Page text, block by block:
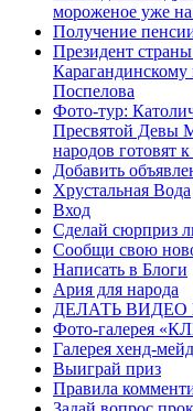
мороженое уже
Получение
Президент
Карагандинскому
Поспелова
Фото-тур:
Пресвятой Девы
народов готовят
Добавить
Хрустальная Вода
Вход
Сделай сюрприз
Сообщи свою
Написать в Блоги
Ария для народа
ДЕЛАТЬ
Фото-галерея
Галерея хенд-
Выиграй приз
Правила